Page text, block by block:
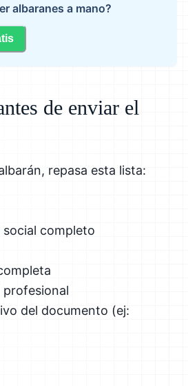
albaranes a mano?
de enviar el
repasa esta lista:
completo
del documento (ej: